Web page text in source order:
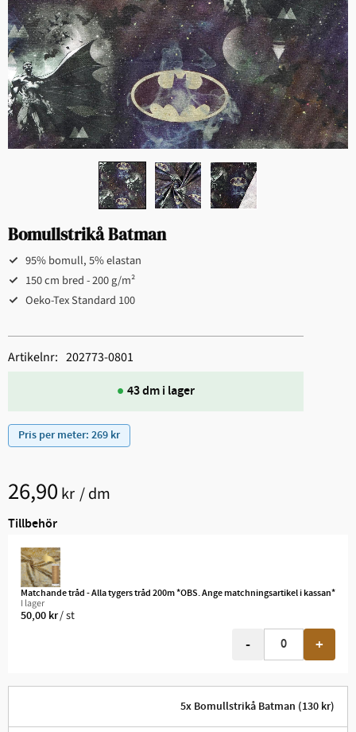
Bomullstrikå Batman
95% bomull, 5% elastan
150 cm bred - 200 g/m²
Oeko-Tex Standard 100
Pris per meter: 269 kr
26,90 kr /dm
Tillbehör
Matchande tråd - Alla tygers tråd 200m *OBS. Ange matchningsartikel i kassan*
I lager
50,00 kr/st
+
-
5x Bomullstrikå Batman (130 kr)
43 dm i lager
Artikelnr 202773-0801